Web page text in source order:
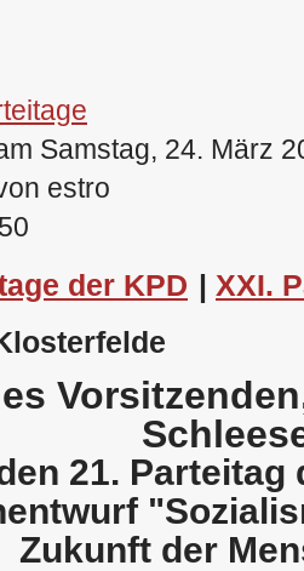
Samstag, 24. März
estro
der KPD | XXI.
21. Parteitag
Zukunft der